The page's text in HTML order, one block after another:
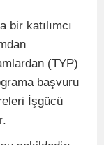
bir katılımcı
(TYP)
başvuru
İşgücü